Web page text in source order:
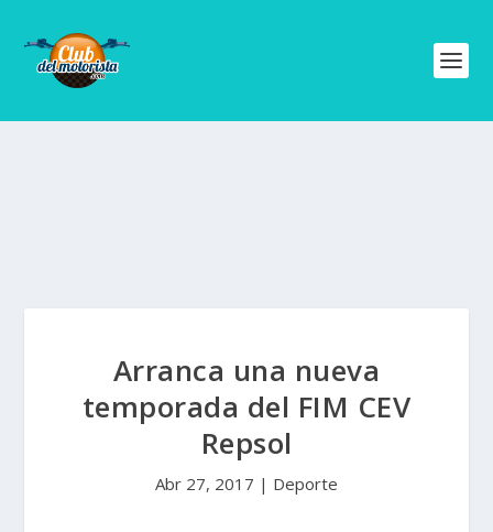
Arranca una nueva
temporada del FIM CEV
Repsol
Abr 27, 2017 | Deporte